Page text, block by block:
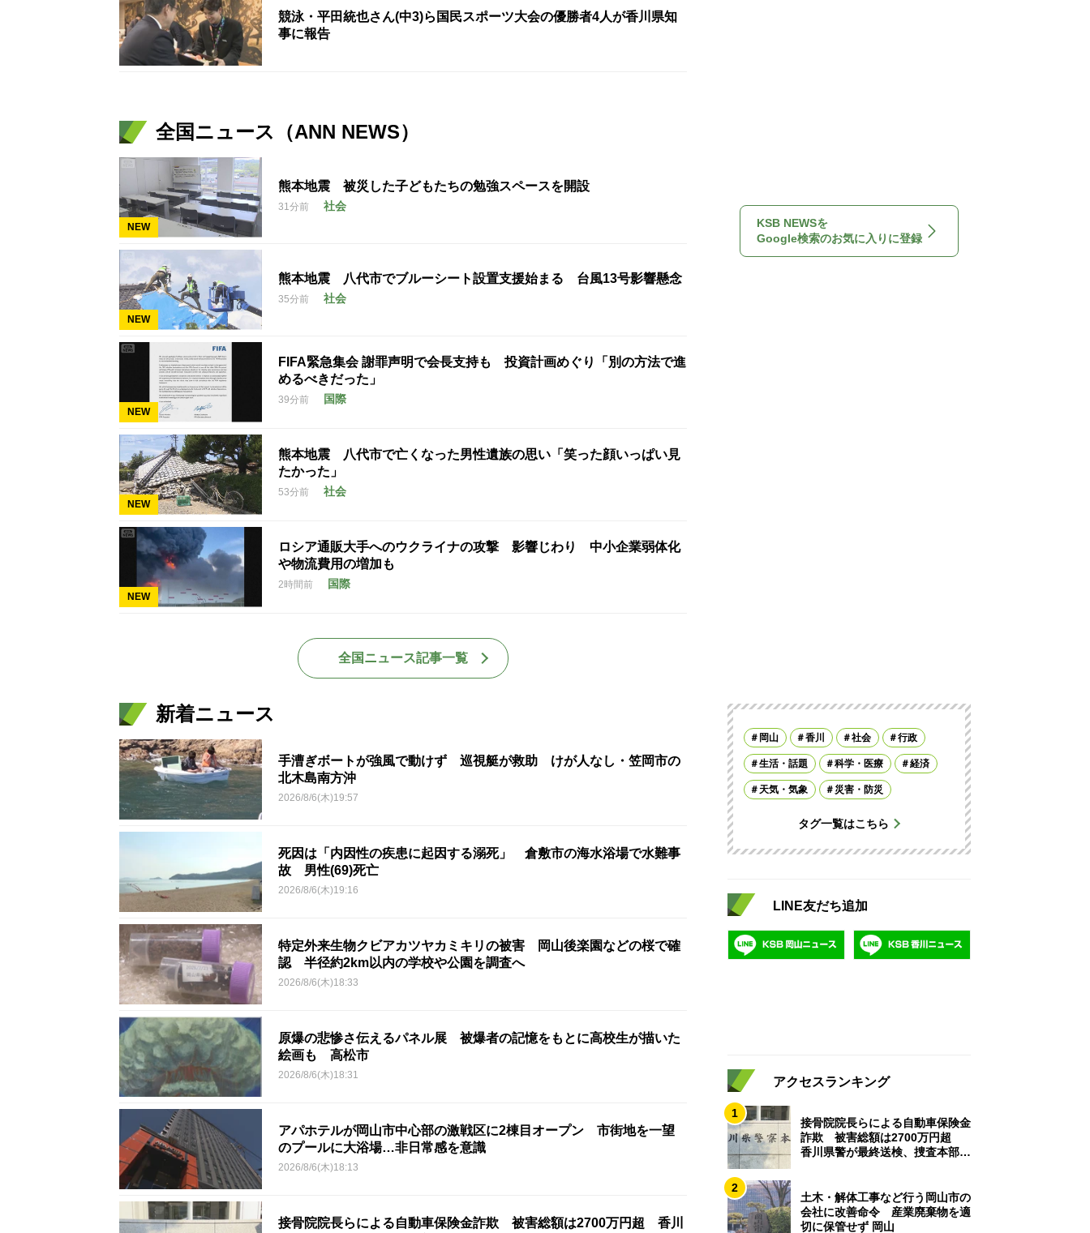
競泳・平田統也さん(中3)ら国民スポーツ大会の優勝者4人が香川県知
事に報告
全国ニュース（ANN NEWS）
NEW
熊本地震 被災した子どもたちの勉強スペースを開設
31分前 社会
NEW
熊本地震 八代市でブルーシート設置支援始まる 台風13号影響懸念
35分前 社会
NEW
FIFA緊急集会 謝罪声明で会長支持も 投資計画めぐり「別の方法で進
めるべきだった」
39分前 国際
NEW
熊本地震 八代市で亡くなった男性遺族の思い「笑った顔いっぱい見
たかった」
53分前 社会
NEW
ロシア通販大手へのウクライナの攻撃 影響じわり 中小企業弱体化
や物流費用の増加も
2時間前 国際
全国ニュース記事一覧
新着ニュース
手漕ぎボートが強風で動けず 巡視艇が救助 けが人なし・笠岡市の
北木島南方沖
2026/8/6(木)19:57
死因は「内因性の疾患に起因する溺死」 倉敷市の海水浴場で水難事
故 男性(69)死亡
2026/8/6(木)19:16
特定外来生物クビアカツヤカミキリの被害 岡山後楽園などの桜で確
認 半径約2km以内の学校や公園を調査へ
2026/8/6(木)18:33
原爆の悲惨さ伝えるパネル展 被爆者の記憶をもとに高校生が描いた
絵画も 高松市
2026/8/6(木)18:31
アパホテルが岡山市中心部の激戦区に2棟目オープン 市街地を一望
のプールに大浴場…非日常感を意識
2026/8/6(木)18:13
接骨院院長らによる自動車保険金詐欺 被害総額は2700万円超 香川
KSB NEWSを
Google検索のお気に入りに登録
岡山 香川 社会 行政
生活・話題 科学・医療 経済
天気・気象 災害・防災
タグ一覧はこちら
LINE友だち追加
アクセスランキング
1
接骨院院長らによる自動車保険金
詐欺 被害総額は2700万円超
香川県警が最終送検、捜査本部解
2
土木・解体工事など行う岡山市の
会社に改善命令 産業廃棄物を適
切に保管せず 岡山